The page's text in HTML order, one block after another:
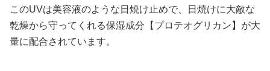
このUVは美容液のような日焼け止めで、日焼けに大敵な
乾燥から守ってくれる保湿成分【プロテオグリカン】が大
量に配合されています。